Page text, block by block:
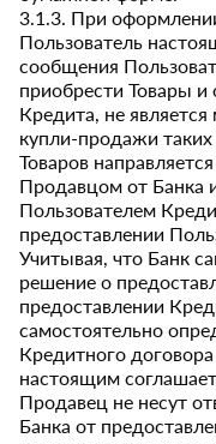
3.1.3. При
Пользователь
сообщения
приобрести Товары и
Кредита, не
купли-продажи таких
Товаров
Продавцом от Банка
Пользователем
предоставлении
Учитывая, что Банк
решение о
предоставлении
самостоятельно
Кредитного
настоящим
Продавец не несут
Банка от